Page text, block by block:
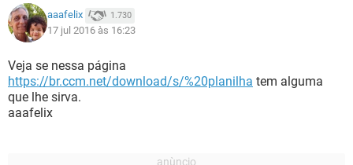
aaafelix 1.730
17 jul 2016 às 16:23
Veja se nessa página
https://br.ccm.net/download/s/%20planilha tem alguma
que lhe sirva.
aaafelix